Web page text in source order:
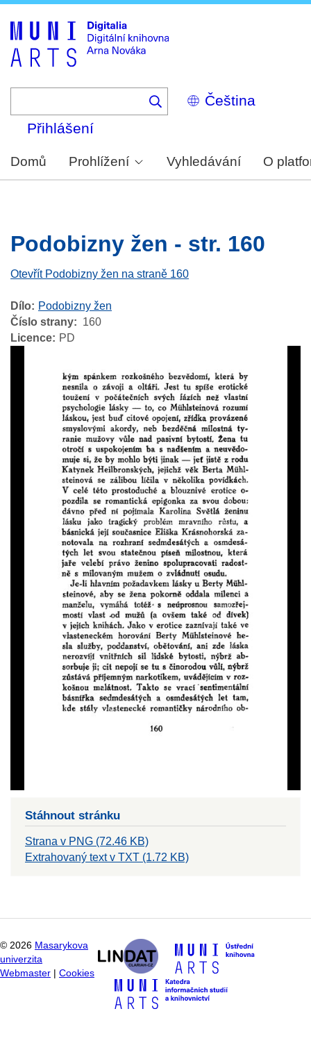
Select
your
Přihlášení
Domů Prohlížení Vyhledávání O
Podobizny žen - str. 160
Otevřít Podobizny žen na straně 160
Dílo
Podobizny žen
Číslo strany
160
Licence
PD
Stáhnout stránku
Strana v PNG (72.46 KB)
Extrahovaný text v TXT (1.72 KB)
© 2026 Masarykova
univerzita
Webmaster
Cookies